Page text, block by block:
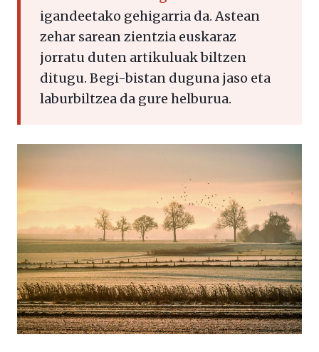
igandeetako gehigarria da. Astean
zehar sarean zientzia euskaraz
jorratu duten artikuluak biltzen
ditugu. Begi-bistan duguna jaso eta
laburbiltzea da gure helburua.